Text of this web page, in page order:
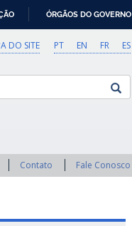
ÓRGÃOS DO GOVERNO
PT EN FR ES
DO SITE
Contato Fale Conosco